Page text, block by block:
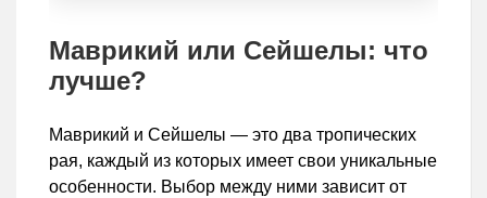
Маврикий или Сейшелы: что
лучше?
Маврикий и Сейшелы — это два тропических
рая, каждый из которых имеет свои уникальные
особенности. Выбор между ними зависит от